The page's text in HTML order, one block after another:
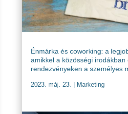
Énmárka és coworking: a
amikkel a közösségi irodákban
rendezvényeken a személyes
2023. máj. 23. Marketing